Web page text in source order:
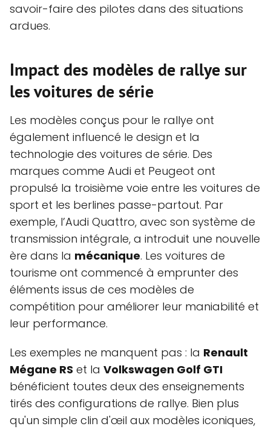
savoir-faire des pilotes dans des situations
ardues.
Impact des modèles de rallye sur
les voitures de série
Les modèles conçus pour le rallye ont
également influencé le design et la
technologie des voitures de série. Des
marques comme Audi et Peugeot ont
propulsé la troisième voie entre les voitures de
sport et les berlines passe-partout. Par
exemple, l’Audi Quattro, avec son système de
transmission intégrale, a introduit une nouvelle
ère dans la mécanique. Les voitures de
tourisme ont commencé à emprunter des
éléments issus de ces modèles de
compétition pour améliorer leur maniabilité et
leur performance.
Les exemples ne manquent pas : la Renault
Mégane RS et la Volkswagen Golf GTI
bénéficient toutes deux des enseignements
tirés des configurations de rallye. Bien plus
qu'un simple clin d'œil aux modèles iconiques,